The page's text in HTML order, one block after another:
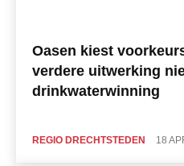
Oasen kiest
verdere uitwerking
drinkwaterwinning
REGIO DRECHTSTEDEN 18